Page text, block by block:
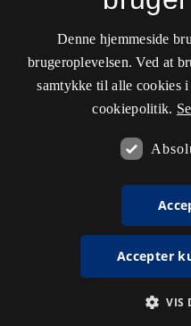
Denne hjemmeside
brugeroplevelsen. Ved at
samtykke til alle cookies i
cookiepolitik.
Accepter
VIS